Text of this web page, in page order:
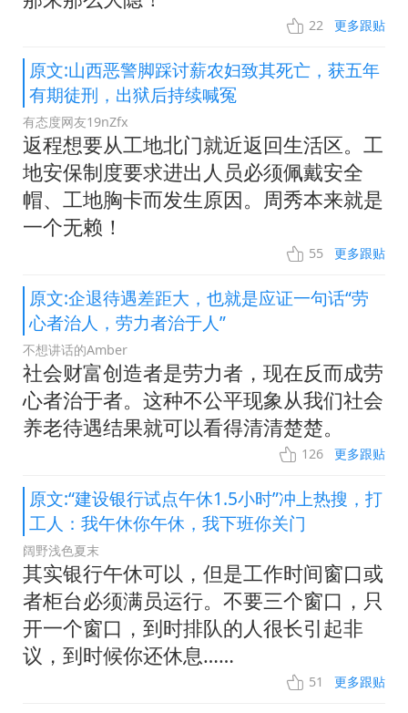
22 更多跟贴
原文:山西恶警脚踩讨薪农妇致其死亡，获五年
有期徒刑，出狱后持续喊冤
有态度网友19nZfx
返程想要从工地北门就近返回生活区。工
地安保制度要求进出人员必须佩戴安全
帽、工地胸卡而发生原因。周秀本来就是
一个无赖！
55 更多跟贴
原文:企退待遇差距大，也就是应证一句话“劳
心者治人，劳力者治于人”
不想讲话的Amber
社会财富创造者是劳力者，现在反而成劳
心者治于者。这种不公平现象从我们社会
养老待遇结果就可以看得清清楚楚。
126 更多跟贴
原文:“建设银行试点午休1.5小时”冲上热搜，打
工人：我午休你午休，我下班你关门
阔野浅色夏末
其实银行午休可以，但是工作时间窗口或
者柜台必须满员运行。不要三个窗口，只
开一个窗口，到时排队的人很长引起非
议，到时候你还休息……
51 更多跟贴